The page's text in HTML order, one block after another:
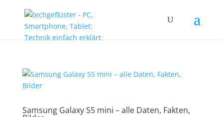
Samsung Galaxy S5 mini – alle Daten, Fakten,